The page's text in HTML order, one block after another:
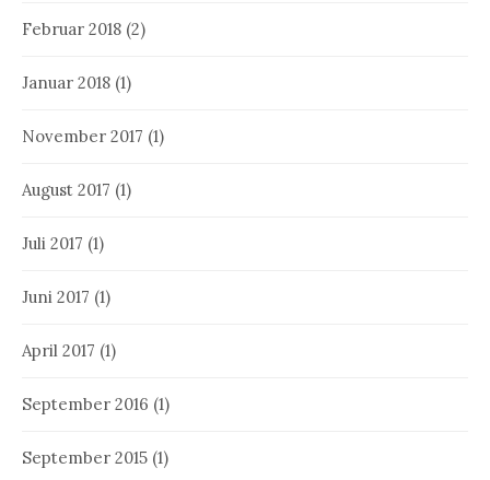
Februar 2018 (2)
Januar 2018 (1)
November 2017 (1)
August 2017 (1)
Juli 2017 (1)
Juni 2017 (1)
April 2017 (1)
September 2016 (1)
September 2015 (1)